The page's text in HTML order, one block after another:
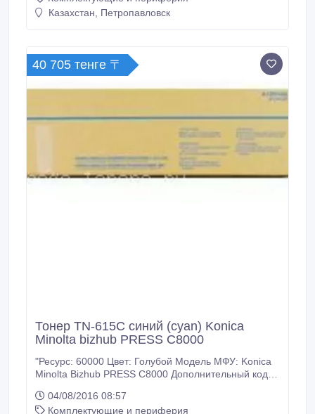
Заходите на наш сайт много-тонера точка рф.
Казахстан, Петропавловск
40 705 тенге 〒
Тонер TN-615C синий (cyan) Konica
Minolta bizhub PRESS C8000
"Ресурс: 60000 Цвет: Голубой Модель МФУ: Konica
Minolta Bizhub PRESS C8000 Дополнительный код:
1469 У нас: Только оригинальные расходные
04/08/2016 08:57
Комплектующие и периферия